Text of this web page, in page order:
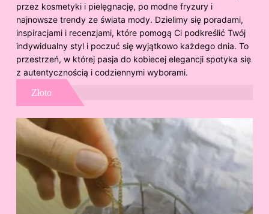
przez kosmetyki i pielęgnację, po modne fryzury i
najnowsze trendy ze świata mody. Dzielimy się poradami,
inspiracjami i recenzjami, które pomogą Ci podkreślić Twój
indywidualny styl i poczuć się wyjątkowo każdego dnia. To
przestrzeń, w której pasja do kobiecej elegancji spotyka się
z autentycznością i codziennymi wyborami.
Złoto